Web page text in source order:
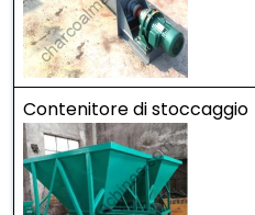
Contenitore di stoccaggio